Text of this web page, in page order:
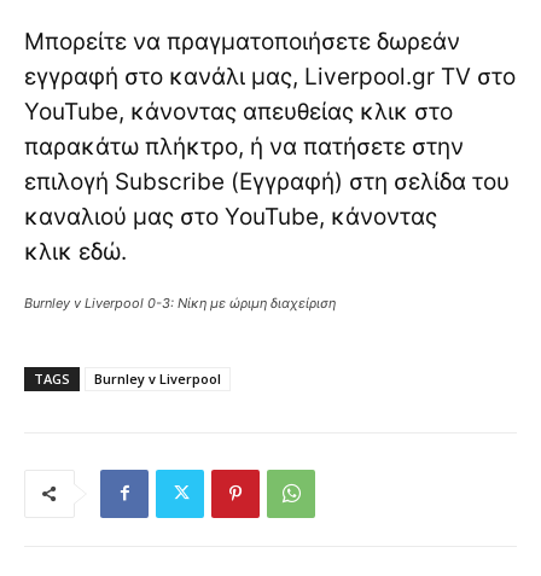
Μπορείτε να πραγματοποιήσετε δωρεάν
εγγραφή στο κανάλι μας, Liverpool.gr TV στο
YouTube, κάνοντας απευθείας κλικ στο
παρακάτω πλήκτρο, ή να πατήσετε στην
επιλογή Subscribe (Εγγραφή) στη σελίδα του
καναλιού μας στο YouTube, κάνοντας
κλικ εδώ.
Burnley v Liverpool 0-3: Νίκη με ώριμη διαχείριση
TAGS Burnley v Liverpool